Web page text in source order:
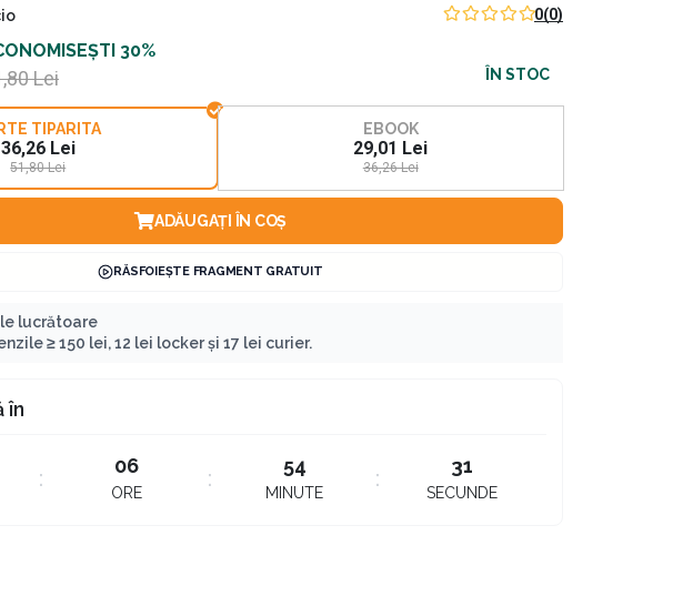
0(0)
30%
Lei ÎN STOC
TIPARITA
36,26 Lei
51,80 Lei
EBOOK
29,01 Lei
36,26 Lei
ADĂUGAȚI ÎN COȘ
RĂSFOIEȘTE FRAGMENT GRATUIT
lucrătoare
≥ 150 lei, 12 lei locker și 17 lei curier.
în
06
ORE
54
MINUTE
30
SECUNDE